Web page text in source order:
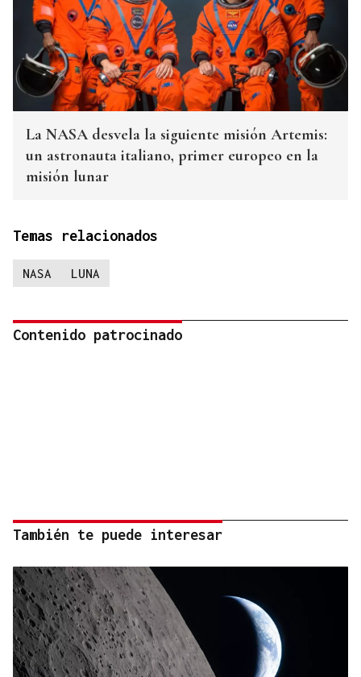
La NASA desvela la siguiente misión Artemis:
un astronauta italiano, primer europeo en la
misión lunar
Temas relacionados
NASA LUNA
Contenido patrocinado
También te puede interesar